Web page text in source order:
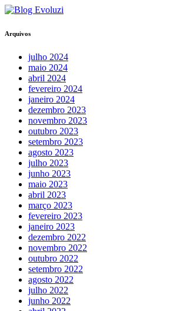
Arquivos
julho 2024
maio 2024
abril 2024
fevereiro 2024
janeiro 2024
dezembro 2023
novembro 2023
outubro 2023
setembro 2023
agosto 2023
julho 2023
junho 2023
maio 2023
abril 2023
março 2023
fevereiro 2023
janeiro 2023
dezembro 2022
novembro 2022
outubro 2022
setembro 2022
agosto 2022
julho 2022
junho 2022